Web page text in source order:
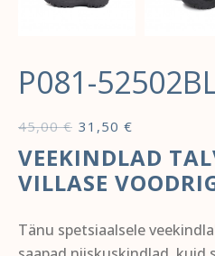
P081-
45,00 € 31,50 €
VEEKINDLAD
VILLASE
Tänu spetsiaalsele